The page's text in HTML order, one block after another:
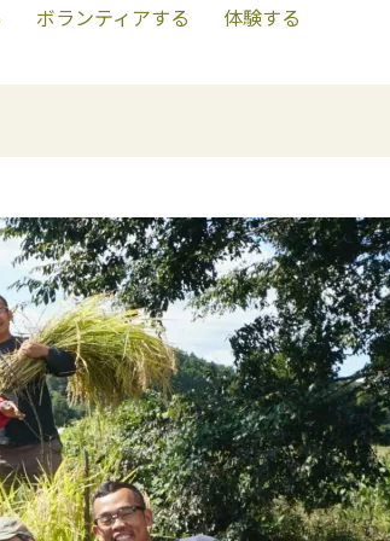
ボランティアする 体験する